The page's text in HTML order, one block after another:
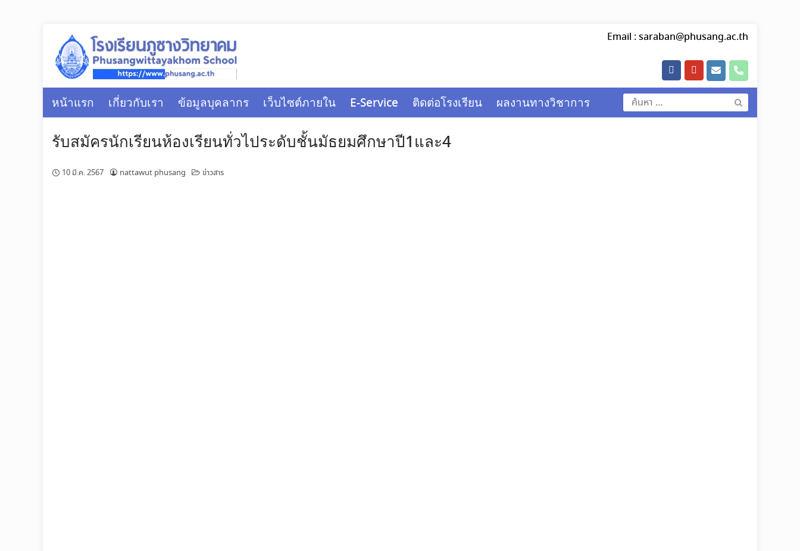
Email :saraban@phusang.ac.th
หน้าแรก เกี่ยวกับเรา ข้อมูลบุคลากร เว็บไซต์ภายใน E-Service ติดต่อโรงเรียน ผลงานทางวิชาการ
ค้นหา
สำหรับ:
รับสมัครนักเรียน​ห้องเรียน​ทั่วไป​ระดับชั้น​มัธยมศึกษา​ปี​1และ4
10 มี.ค. 2567 nattawut phusang ข่าวสาร